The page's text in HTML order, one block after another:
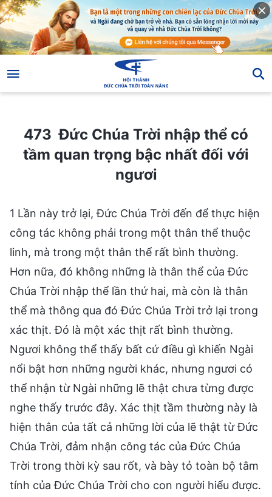
473 Đức Chúa Trời nhập thể có
tầm quan trọng bậc nhất đối với
ngươi
1 Lần này trở lại, Đức Chúa Trời đến để thực hiện
công tác không phải trong một thân thể thuộc
linh, mà trong một thân thể rất bình thường.
Hơn nữa, đó không những là thân thể của Đức
Chúa Trời nhập thể lần thứ hai, mà còn là thân
thể mà thông qua đó Đức Chúa Trời trở lại trong
xác thịt. Đó là một xác thịt rất bình thường.
Ngươi không thể thấy bất cứ điều gì khiến Ngài
nổi bật hơn những người khác, nhưng ngươi có
thể nhận từ Ngài những lẽ thật chưa từng được
nghe thấy trước đây. Xác thịt tầm thường này là
hiện thân của tất cả những lời của lẽ thật từ Đức
Chúa Trời, đảm nhận công tác của Đức Chúa
Trời trong thời kỳ sau rốt, và bày tỏ toàn bộ tâm
tính của Đức Chúa Trời cho con người hiểu được.